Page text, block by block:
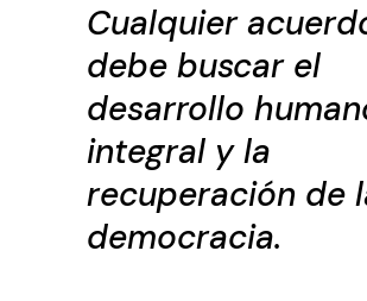
Cualquier
debe buscar el
desarrollo
integral y la
recuperación de
democracia.